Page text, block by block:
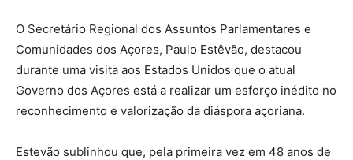
O Secretário Regional dos Assuntos Parlamentares e
Comunidades dos Açores, Paulo Estêvão, destacou
durante uma visita aos Estados Unidos que o atual
Governo dos Açores está a realizar um esforço inédito no
reconhecimento e valorização da diáspora açoriana.
Estevão sublinhou que, pela primeira vez em 48 anos de